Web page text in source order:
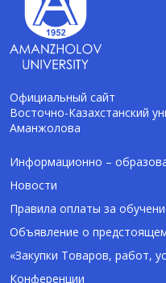
Официальный сайт
Восточно-Казахстанский
Аманжолова
Информационно –
Новости
Правила оплаты за
Объявление о
«Закупки Товаров, работ,
Конференции
Помощник Amanzholov
Здравствуйте! Я AI-
ВКУ им. Сарсена
на вопросы о